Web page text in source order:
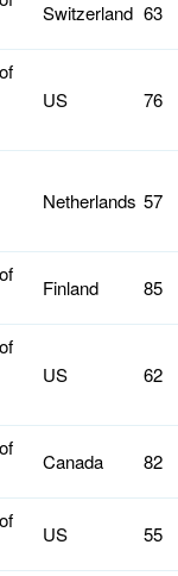
Switzerland 63
US 76
Netherlands 57
Finland 85
US 62
Canada 82
US 55